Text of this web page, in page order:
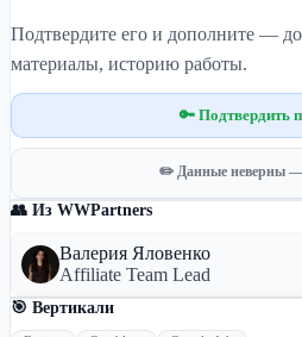
Подтвердите его и дополните —
материалы, историю работы.
🔑 Подтвердить
✏️ Данные неверны —
👥 Из WWPartners
Валерия Яловенко
Affiliate Team Lead
🎯 Вертикали